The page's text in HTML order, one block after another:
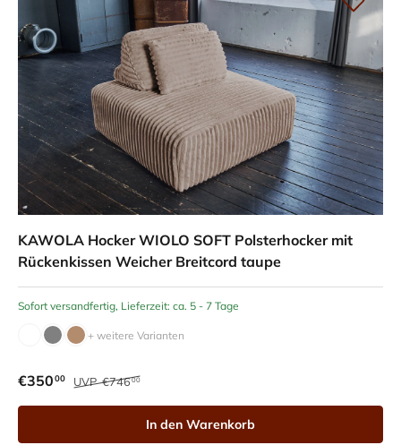
KAWOLA Hocker WIOLO SOFT Polsterhocker mit
Rückenkissen Weicher Breitcord taupe
Sofort versandfertig, Lieferzeit: ca. 5 - 7 Tage
+ weitere Varianten
€35000 UVP€74600
In den Warenkorb